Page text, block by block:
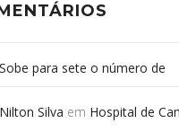
Sobe para sete o número de
em São Paulo -
Nilton Silva em Hospital de